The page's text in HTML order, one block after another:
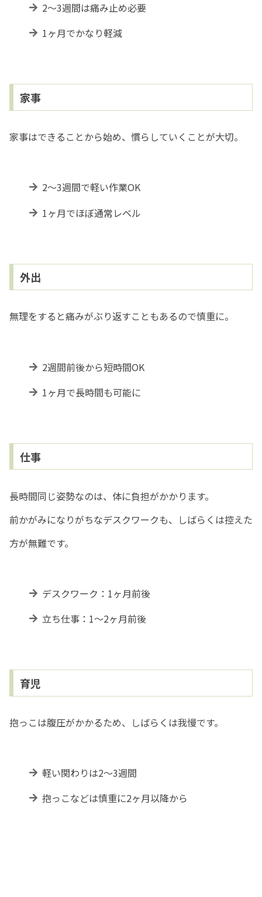
2～3週間は痛み止め必要
1ヶ月でかなり軽減
家事
家事はできることから始め、慣らしていくことが大切。
2〜3週間で軽い作業OK
1ヶ月でほぼ通常レベル
外出
無理をすると痛みがぶり返すこともあるので慎重に。
2週間前後から短時間OK
1ヶ月で長時間も可能に
仕事
長時間同じ姿勢なのは、体に負担がかかります。
前かがみになりがちなデスクワークも、しばらくは控えた
方が無難です。
デスクワーク：1ヶ月前後
立ち仕事：1～2ヶ月前後
育児
抱っこは腹圧がかかるため、しばらくは我慢です。
軽い関わりは2〜3週間
抱っこなどは慎重に2ヶ月以降から